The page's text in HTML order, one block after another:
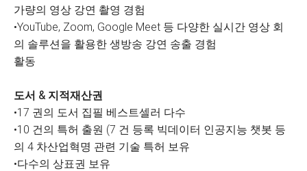
가량의 영상 강연 촬영 경험
•YouTube, Zoom, Google Meet 등 다양한 실시간 영상 회
의 솔루션을 활용한 생방송 강연 송출 경험
활동
도서 & 지적재산권
•17 권의 도서 집필 베스트셀러 다수
•10 건의 특허 출원 (7 건 등록 빅데이터 인공지능 챗봇 등
의 4 차산업혁명 관련 기술 특허 보유
•다수의 상표권 보유